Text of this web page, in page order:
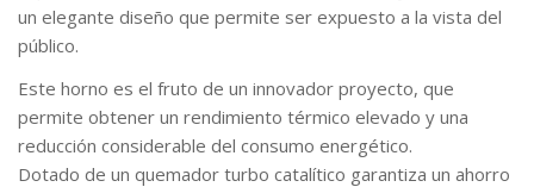
un elegante diseño que permite ser expuesto a la vista del
público.
Este horno es el fruto de un innovador proyecto, que
permite obtener un rendimiento térmico elevado y una
reducción considerable del consumo energético.
Dotado de un quemador turbo catalítico garantiza un ahorro